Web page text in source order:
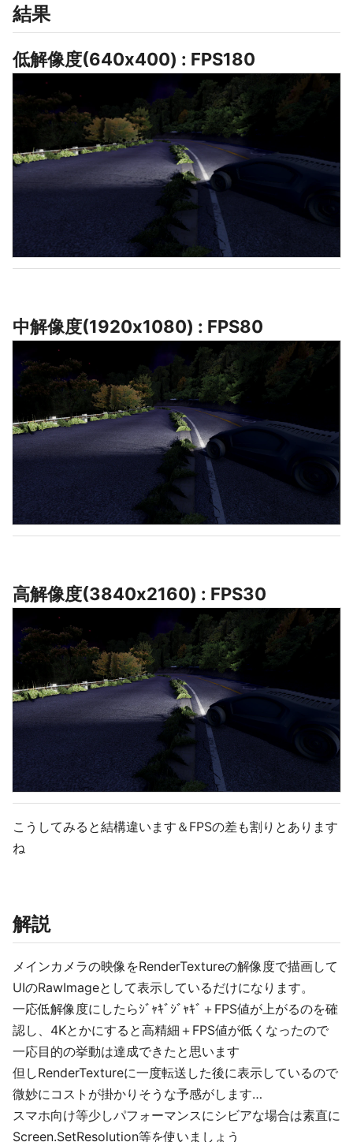
結果
低解像度(640x400) : FPS180
中解像度(1920x1080) : FPS80
高解像度(3840x2160) : FPS30
こうしてみると結構違います＆FPSの差も割りとあります
ね
解説
メインカメラの映像をRenderTextureの解像度で描画して
UIのRawImageとして表示しているだけになります。
一応低解像度にしたらｼﾞｬｷﾞｼﾞｬｷﾞ＋FPS値が上がるのを確
認し、4Kとかにすると高精細＋FPS値が低くなったので
一応目的の挙動は達成できたと思います
但しRenderTextureに一度転送した後に表示しているので
微妙にコストが掛かりそうな予感がします…
スマホ向け等少しパフォーマンスにシビアな場合は素直に
Screen.SetResolution等を使いましょう